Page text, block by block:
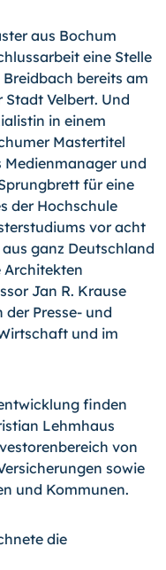
aus Bochum
eine Stelle
bereits am
Stadt Velbert. Und
in einem
Mastertitel
und
für eine
der Hochschule
vor acht
ganz Deutschland
Architekten
Jan R. Krause
Presse- und
und im
finden
Lehmhaus
von
sowie
und Kommunen.
die